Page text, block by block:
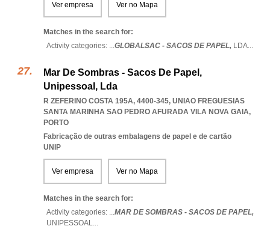
Ver empresa Ver no Mapa
Matches in the search for:
Activity categories: ...GLOBALSAC - SACOS DE PAPEL, LDA...
Mar De Sombras - Sacos De Papel,
Unipessoal, Lda
R ZEFERINO COSTA 195A, 4400-345, UNIAO FREGUESIAS
SANTA MARINHA SAO PEDRO AFURADA VILA NOVA GAIA,
PORTO
Fabricação de outras embalagens de papel e de cartão
UNIP
Ver empresa Ver no Mapa
Matches in the search for:
Activity categories: ...MAR DE SOMBRAS - SACOS DE PAPEL,
UNIPESSOAL...